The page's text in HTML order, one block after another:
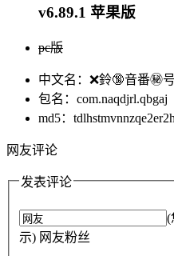
v6.89.1 苹果版
pc版
中文名：❌鈴🔞音番㊙️号
包名：com.naqdjrl.qbgaj
md5：tdlhstmvnnzqe2er2h
网友评论
发表评论
(
示) 网友粉丝